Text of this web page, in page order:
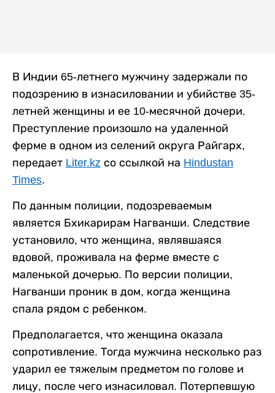
В Индии 65-летнего мужчину задержали по
подозрению в изнасиловании и убийстве 35-
летней женщины и ее 10-месячной дочери.
Преступление произошло на удаленной
ферме в одном из селений округа Райгарх,
передает Liter.kz со ссылкой на Hindustan
Times.
По данным полиции, подозреваемым
является Бхикарирам Нагванши. Следствие
установило, что женщина, являвшаяся
вдовой, проживала на ферме вместе с
маленькой дочерью. По версии полиции,
Нагванши проник в дом, когда женщина
спала рядом с ребенком.
Предполагается, что женщина оказала
сопротивление. Тогда мужчина несколько раз
ударил ее тяжелым предметом по голове и
лицу, после чего изнасиловал. Потерпевшую